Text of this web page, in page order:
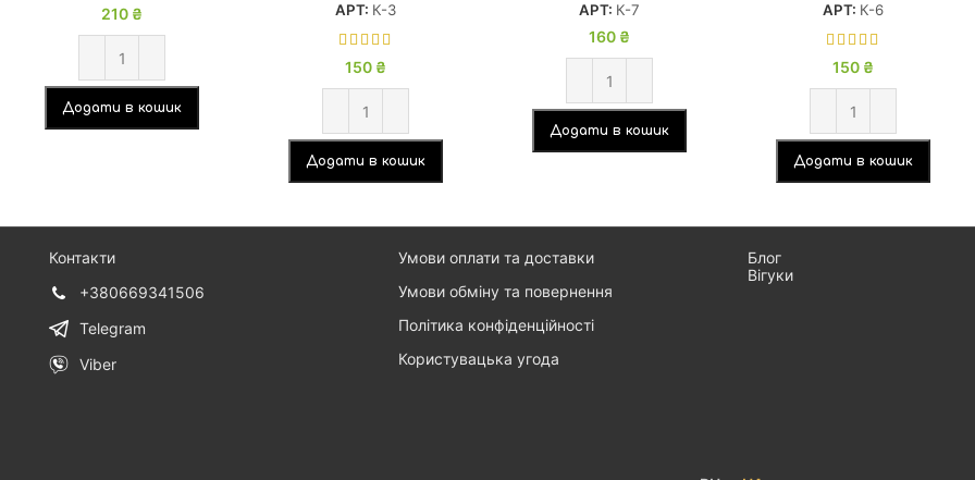
210 ₴
Додати в кошик
АРТ: К-3
150 ₴
Додати в кошик
АРТ: К-7
160 ₴
Додати в кошик
АРТ: К-6
150 ₴
Додати в кошик
Контакти
+380669341506
Telegram
Viber
Умови оплати та доставки
Умови обміну та повернення
Політика конфіденційності
Користувацька угода
Блог
Вігуки